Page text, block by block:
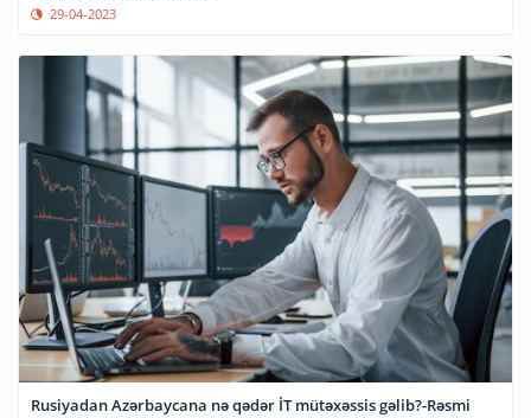
29-04-2023
Rusiyadan Azərbaycana nə qədər İT mütəxəssis gəlib?-Rəsmi